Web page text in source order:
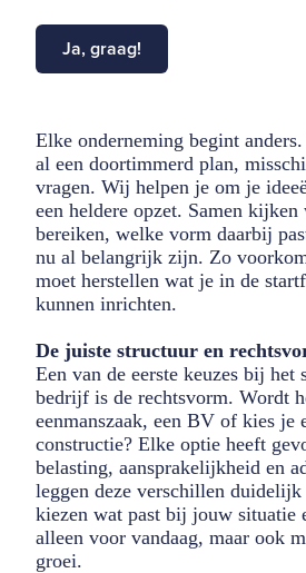
Ja, graag!
Elke onderneming begint
al een doortimmerd plan,
vragen. Wij helpen je om je
een heldere opzet. Samen
bereiken, welke vorm daarbij
nu al belangrijk zijn. Zo
moet herstellen wat je in de
kunnen inrichten.
De juiste structuur en
Een van de eerste keuzes bij het
bedrijf is de rechtsvorm. Wordt
eenmanszaak, een BV of kies je
constructie? Elke optie heeft
belasting, aansprakelijkheid en
leggen deze verschillen
kiezen wat past bij jouw situatie
alleen voor vandaag, maar ook
groei.